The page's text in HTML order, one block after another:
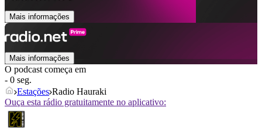
Mais informações
Mais informações
O podcast começa em
- 0 seg.
Estações Radio Hauraki
Ouça esta rádio gratuitamente no aplicativo: